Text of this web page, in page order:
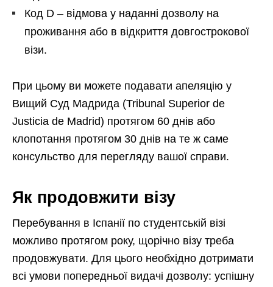
Код D – відмова у наданні дозволу на
проживання або в відкриття довгострокової
візи.
При цьому ви можете подавати апеляцію у
Вищий Суд Мадрида (Tribunal Superior de
Justicia de Madrid) протягом 60 днів або
клопотання протягом 30 днів на те ж саме
консульство для перегляду вашої справи.
Як продовжити візу
Перебування в Іспанії по студентській візі
можливо протягом року, щорічно візу треба
продовжувати. Для цього необхідно дотримати
всі умови попередньої видачі дозволу: успішну